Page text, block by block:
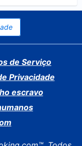
de Serviço
Privacidade
escravo